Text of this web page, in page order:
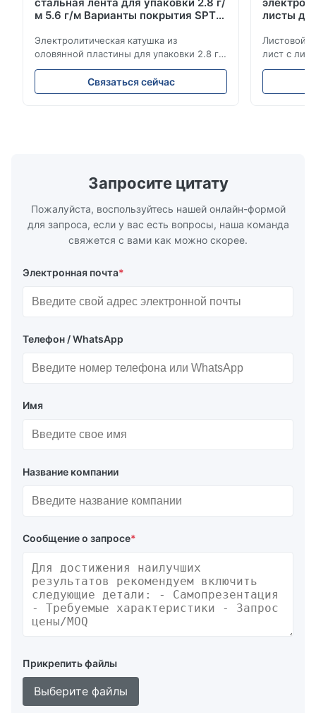
стальная лента для упаковки 2.8 г/
м 5.6 г/м Варианты покрытия SPTE
Электролитическая катушка из
оловянной пластины для упаковки 2.8 г/
м 5.6 г/м варианты покрытия SPTE TFS
Электролитическая катушка из
оловянной пластины для упаковки -
Связаться сейчас
листы
Листовой
лист с
Запросите цитату
Пожалуйста, воспользуйтесь нашей онлайн-формой
для запроса, если у вас есть вопросы, наша команда
свяжется с вами как можно скорее.
Электронная почта*
Телефон / WhatsApp
Имя
Название компании
Сообщение о запросе*
Прикрепить файлы
Выберите файлы